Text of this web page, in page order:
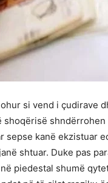
si vend i çudirave
sepse kanë ekzistuar
shtuar. Duke pas
piedestal shumë